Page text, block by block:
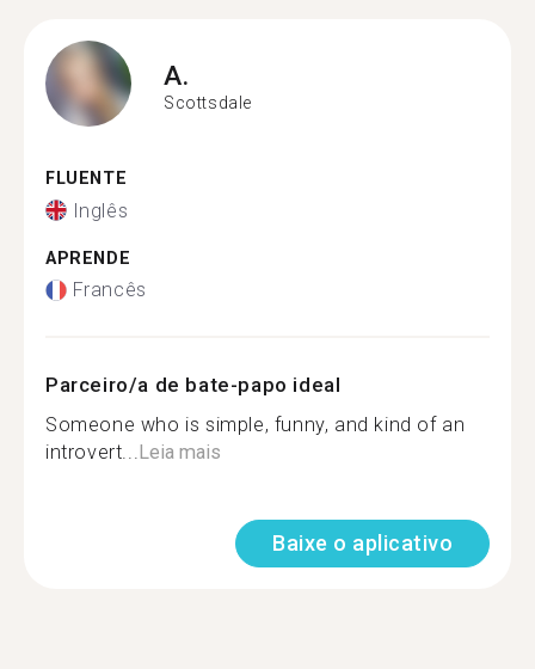
A.
Scottsdale
FLUENTE
Inglês
APRENDE
Francês
Parceiro/a de bate-papo ideal
Someone who is simple, funny, and kind of an
introvert...Leia mais
Baixe o aplicativo